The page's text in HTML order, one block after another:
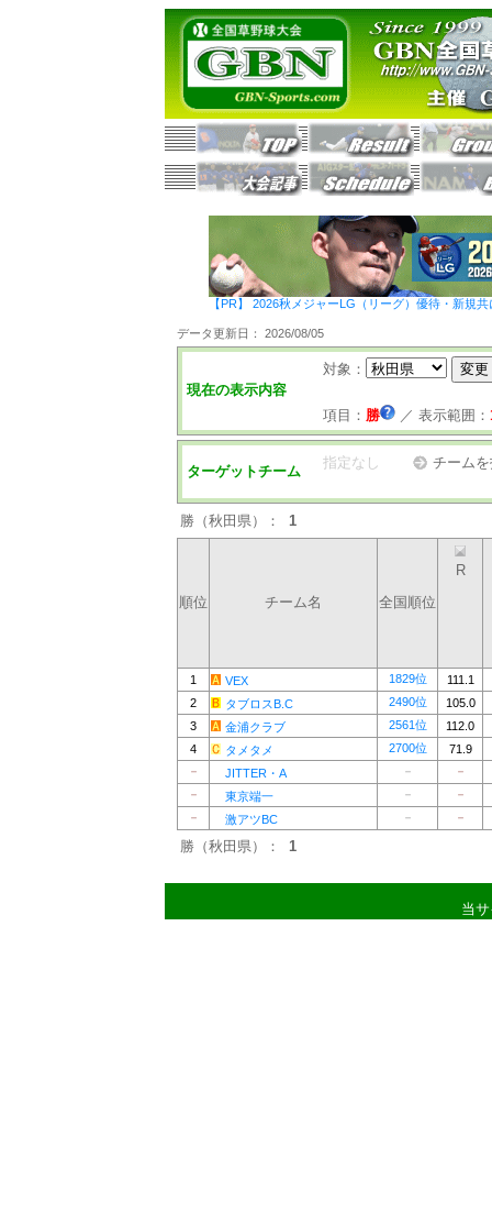
【PR】 2026秋メジャーLG（リーグ）優待・新規
データ更新日： 2026/08/05
現在の表示内容
対象：
項目： 勝 ／ 表示範囲：
ターゲットチーム
指定なし チーム
勝（秋田県）： 1
順位 チーム名 全国順位
R
1 VEX 1829位
111.1
2
タブロスB.C 2490位
105.0
3
金浦クラブ 2561位
112.0
4
タメタメ 2700位
71.9
－
JITTER・A －
－
－
東京端一 －
－
－
激アツBC － －
勝（秋田県）： 1
当